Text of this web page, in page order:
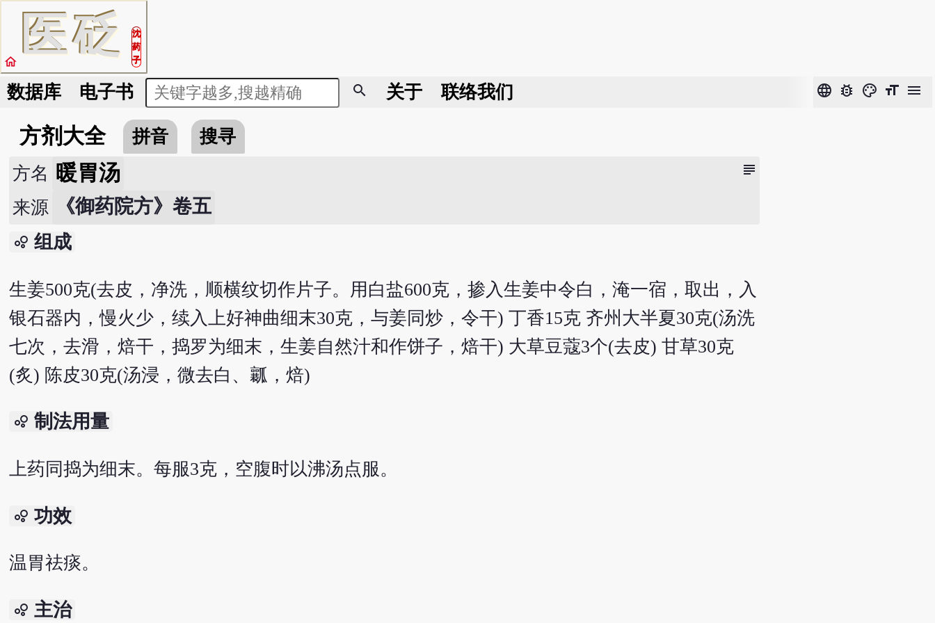
医砭
沈
药
子
home
数据库 电子书 search 关于 联络我们 language bug_report color_lens format_size menu
方剂大全 拼音 搜寻
subject
方名 暖胃汤
来源 《御药院方》卷五
bubble_chart 组成
生姜500克(去皮，净洗，顺横纹切作片子。用白盐600克，掺入生姜中令白，淹一宿，取出，入
银石器内，慢火少，续入上好神曲细末30克，与姜同炒，令干) 丁香15克 齐州大半夏30克(汤洗
七次，去滑，焙干，捣罗为细末，生姜自然汁和作饼子，焙干) 大草豆蔻3个(去皮) 甘草30克
(炙) 陈皮30克(汤浸，微去白、瓤，焙)
bubble_chart 制法用量
上药同捣为细末。每服3克，空腹时以沸汤点服。
bubble_chart 功效
温胃祛痰。
bubble_chart 主治